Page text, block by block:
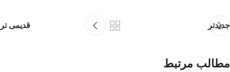
جدیدتر قدیمی تر
مطالب مرتبط